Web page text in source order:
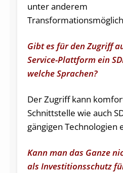
unter anderem
Gibt es für den Zugriff
Service-Plattform ein
welche Sprachen?
Der Zugriff kann
Schnittstelle wie auch
gängigen Technologien
Kann man das Ganze
als Investitionsschutz